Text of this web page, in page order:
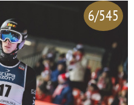
6/545